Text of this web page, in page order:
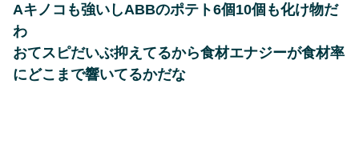
Aキノコも強いしABBのポテト6個10個も化け物だ
わ
おてスピだいぶ抑えてるから食材エナジーが食材率
にどこまで響いてるかだな